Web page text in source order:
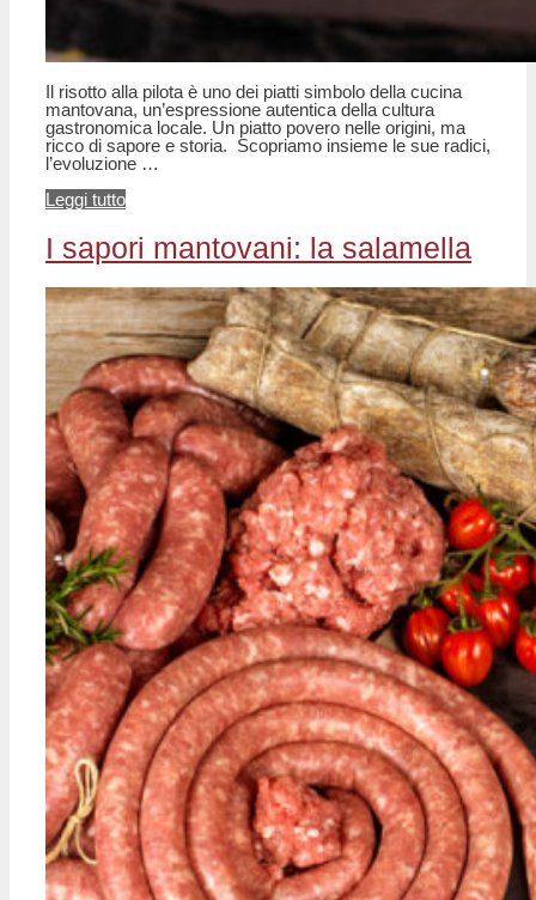
Il risotto alla pilota è uno dei piatti simbolo della cucina
mantovana, un’espressione autentica della cultura
gastronomica locale. Un piatto povero nelle origini, ma
ricco di sapore e storia. Scopriamo insieme le sue radici,
l’evoluzione …
Leggi tutto
I sapori mantovani: la salamella